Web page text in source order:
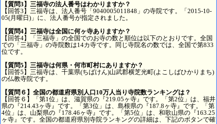
【質問3】三福寺の法人番号はわかりますか？
【回答3】三福寺は、法人番号「9040005011848」の寺院です。「2015-10-
05(月曜日)」に、法人番号が指定されました。
【質問4】三福寺は全国に何ヶ寺ありますか？
【回答4】「三福寺」の全国でのお寺の数と順位は以下のとおりです。全国
での「三福寺」の寺院数は14カ寺です。同じ寺院名の数では、全国で第833
位です。
【質問5】三福寺は何県・何市町村にありますか？
【回答5】三福寺は、千葉県(ちばけん)山武郡横芝光町(よこしばひかりまち)
の仏教寺院です。
【質問６】全国の都道府県別人口10万人当り寺院数ランキングは？
【回答６】「第1位」は、滋賀県の『219.05ヶ寺』です。「第2位」は、福井
県の『214.43ヶ寺』です。「第3位」は、島根県の『187.8ヶ寺』です。「第
4位」は、山梨県の『178.46ヶ寺』です。「第5位」は、和歌山県の『163.25
ヶ寺』です。全国の都道府県別寺院ランキングの詳細は、下記のボタンで確